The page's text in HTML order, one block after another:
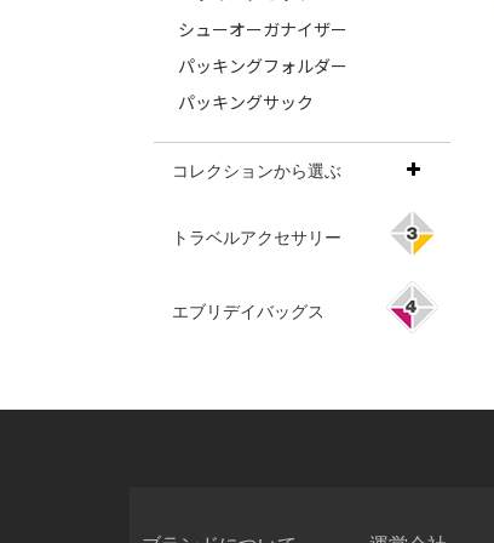
シューオーガナイザー
パッキングフォルダー
パッキングサック
コレクションから選ぶ
トラベルアクセサリー
エブリデイバッグス